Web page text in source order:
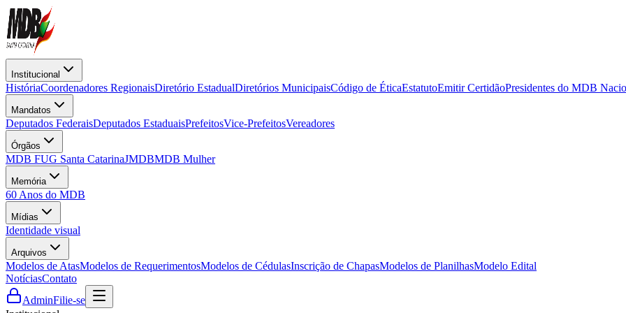
Institucional
HistóriaCoordenadores RegionaisDiretório EstadualDiretórios MunicipaisCódigo de ÉticaEstatutoEmitir CertidãoPresidentes do MDB
Mandatos
Deputados FederaisDeputados EstaduaisPrefeitosVice-PrefeitosVereadores
Órgãos
MDB FUG Santa CatarinaJMDBMDB Mulher
Memória
60 Anos do MDB
Mídias
Identidade visual
Arquivos
Modelos de AtasModelos de RequerimentosModelos de CédulasInscrição de ChapasModelos de PlanilhasModelo Edital
NotíciasContato
AdminFilie-se